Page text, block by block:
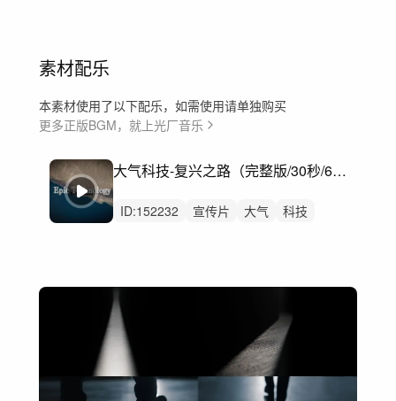
素材配乐
本素材使用了以下配乐，如需使用请单独购买
更多正版BGM，就上光厂音乐
大气科技-复兴之路（完整版/30秒/60秒/90秒）
ID:152232 宣传片 大气
科技